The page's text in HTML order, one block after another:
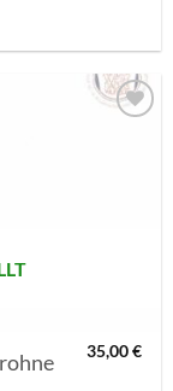
35,00€